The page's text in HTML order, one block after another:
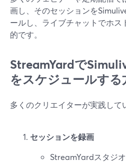
画し、そのセッションを
ールし、ライブチャットでホ
的です。
StreamYardで
をスケジュールする
多くのクリエイターが実践して
セッションを録画
StreamYardスタジオ